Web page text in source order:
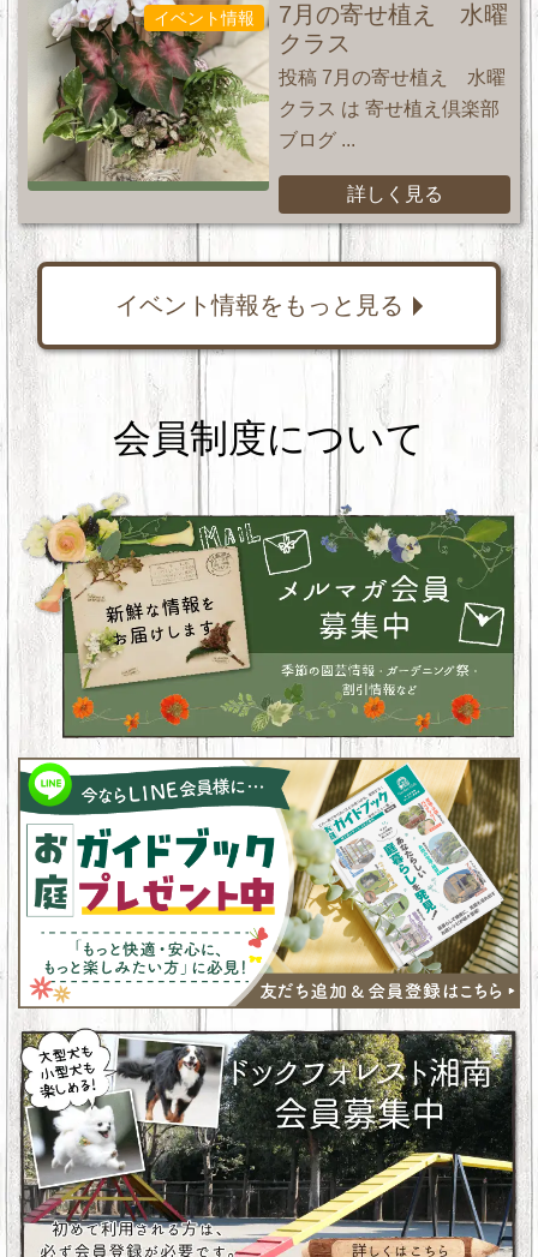
イベント情報
7月の寄せ植え 水曜
クラス
投稿 7月の寄せ植え 水曜
クラス は 寄せ植え倶楽部
ブログ ...
詳しく見る
イベント情報をもっと見る
会員制度について